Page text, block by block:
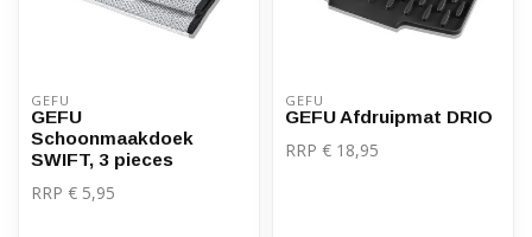
GEFU
GEFU
Schoonmaakdoek
SWIFT, 3 pieces
RRP € 5,95
GEFU
GEFU Afdruipmat DRIO
RRP € 18,95